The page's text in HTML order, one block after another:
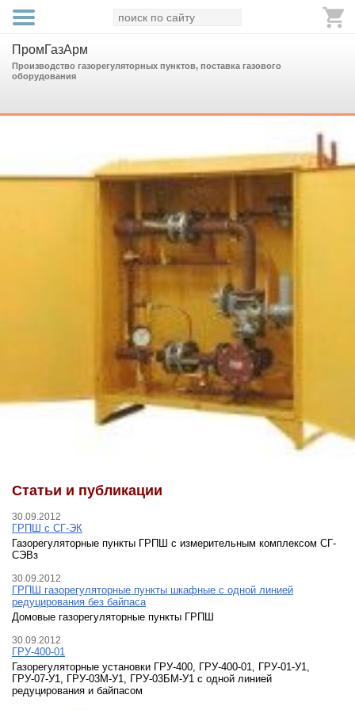
ПромГазАрм
Производство газорегуляторных пунктов, поставка газового
оборудования
Статьи и публикации
30.09.2012
ГРПШ с СГ-ЭК
Газорегуляторные пункты ГРПШ с измерительным комплексом СГ-
СЭВз
30.09.2012
ГРПШ газорегуляторные пункты шкафные с одной линией
редуцирования без байпаса
Домовые газорегуляторные пункты ГРПШ
30.09.2012
ГРУ-400-01
Газорегуляторные установки ГРУ-400, ГРУ-400-01, ГРУ-01-У1,
ГРУ-07-У1, ГРУ-03М-У1, ГРУ-03БМ-У1 с одной линией
редуцирования и байпасом